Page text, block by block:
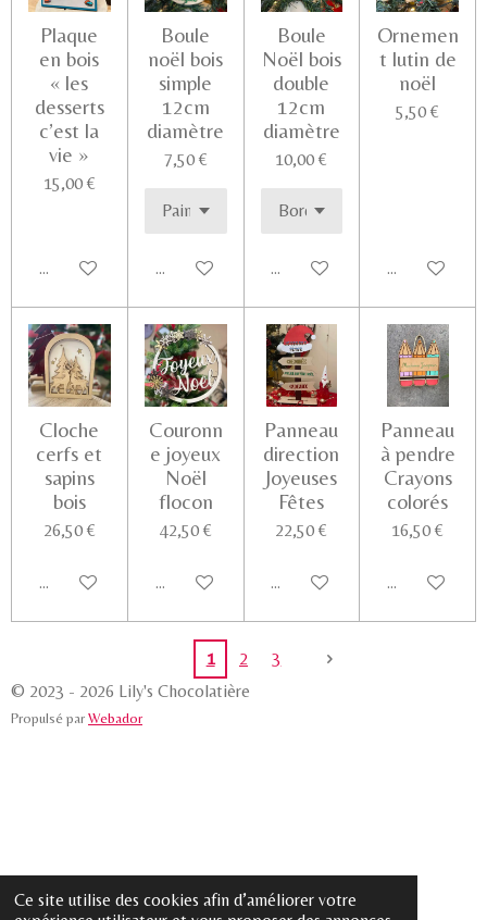
Ce site utilise des cookies afin d’améliorer votre
Plaque
en bois
« les
desserts
c’est la
vie »
15,00 €
Ajouter au panier
Boule
noël bois
simple
12cm
diamètre
7,50 €
Voir les détails
Boule
Noël bois
double
12cm
diamètre
10,00 €
Voir les détails
Ornemen
t lutin de
noël
5,50 €
Voir les
Cloche
cerfs et
sapins
bois
26,50 €
Ajouter au panier
Couronn
e joyeux
Noël
flocon
42,50 €
Ajouter au panier
Panneau
direction
Joyeuses
Fêtes
22,50 €
Ajouter au panier
Panneau
à pendre
Crayons
colorés
16,50 €
Voir les
1 2
3
© 2023 - 2026 Lily's Chocolatière
Propulsé par Webador